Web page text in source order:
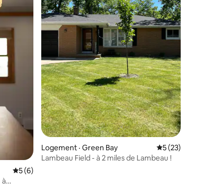
Note moyenne de 5 sur 5, 6 commentaires
5 (6)
à
Logement · Green Bay Note moyenne de
5 (23)
Lambeau Field - à 2 miles de Lambeau !